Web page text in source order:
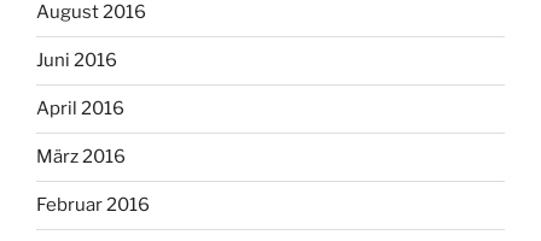
August 2016
Juni 2016
April 2016
März 2016
Februar 2016